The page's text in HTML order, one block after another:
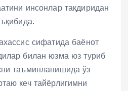
инсонлар тақдиридан
сифатида баёнот
билан юзма юз туриб
таъминланишида ўз
кеч тайёрлигимни